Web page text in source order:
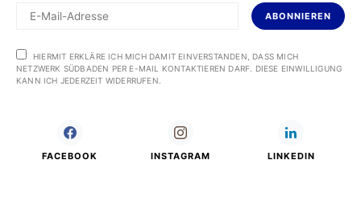
ABONNIEREN
HIERMIT ERKLÄRE ICH MICH DAMIT EINVERSTANDEN, DASS MICH
NETZWERK SÜDBADEN PER E-MAIL KONTAKTIEREN DARF. DIESE EINWILLIGUNG
KANN ICH JEDERZEIT WIDERRUFEN.
FACEBOOK INSTAGRAM LINKEDIN